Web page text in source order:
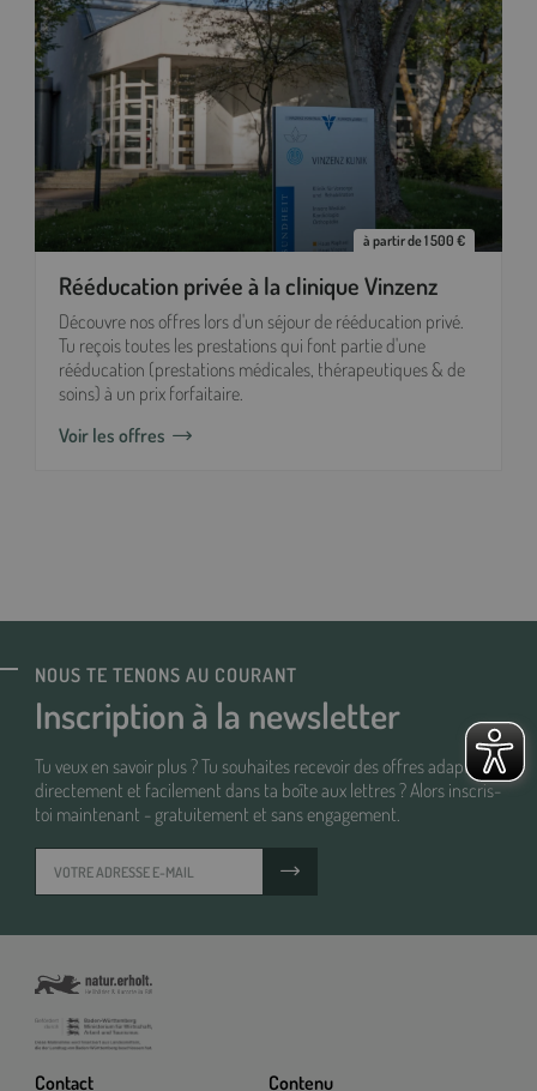
à partir de 1 500 €
Rééducation privée à la clinique Vinzenz
Découvre nos offres lors d'un séjour de rééducation privé.
Tu reçois toutes les prestations qui font partie d'une
rééducation (prestations médicales, thérapeutiques & de
soins) à un prix forfaitaire.
Voir les offres
NOUS TE TENONS AU COURANT
Inscription à la newsletter
Tu veux en savoir plus ? Tu souhaites recevoir des offres adaptées
directement et facilement dans ta boîte aux lettres ? Alors inscris-
toi maintenant - gratuitement et sans engagement.
Contact Contenu